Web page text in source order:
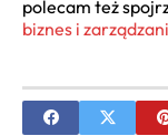
polecam też
biznes i